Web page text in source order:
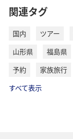
関連タグ
国内 ツアー
山形県
福島県
予約
家族旅行
すべて表示